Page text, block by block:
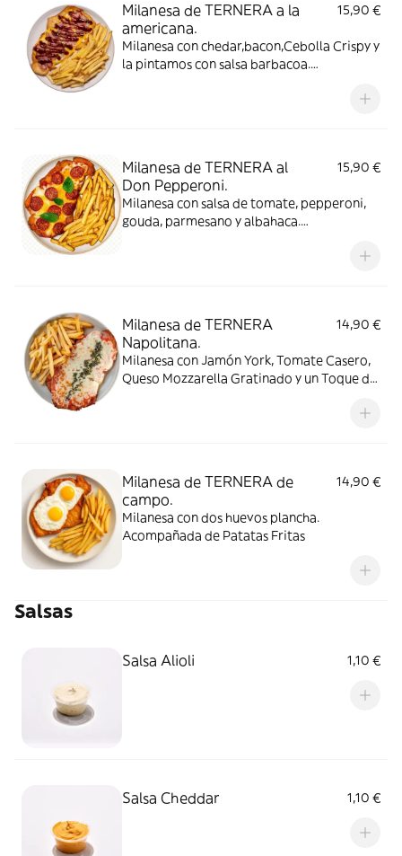
Milanesa de TERNERA a la
americana.
15,90 €
Milanesa con chedar,bacon,Cebolla Crispy y
la pintamos con salsa barbacoa.
Milanesa de TERNERA al
Don Pepperoni.
15,90 €
Milanesa con salsa de tomate, pepperoni,
gouda, parmesano y albahaca.
Milanesa de TERNERA
Napolitana.
14,90 €
Milanesa con Jamón York, Tomate Casero,
Queso Mozzarella Gratinado y un Toque de
Milanesa de TERNERA de
campo.
14,90 €
Milanesa con dos huevos plancha.
Acompañada de Patatas Fritas
Salsas
Salsa Alioli 1,10 €
Salsa Cheddar 1,10 €